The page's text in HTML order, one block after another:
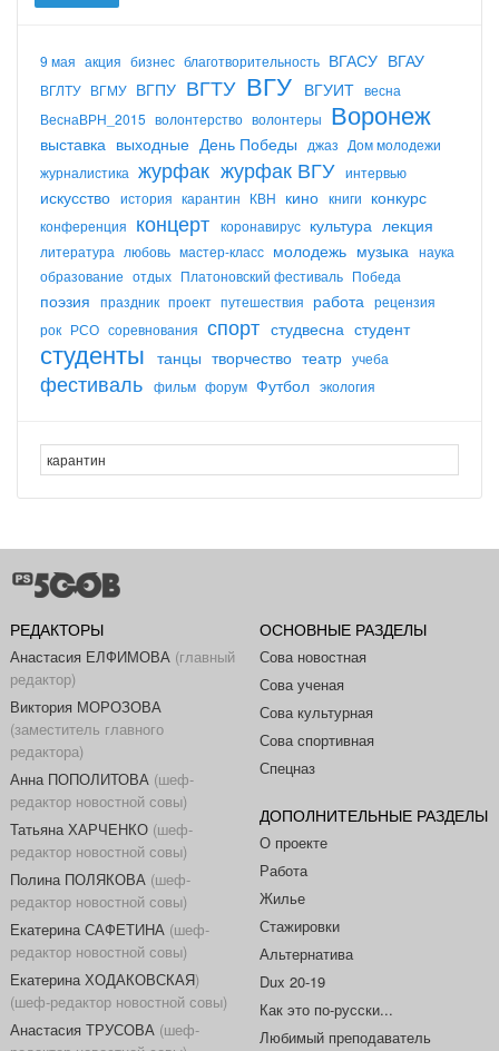
9 мая акция бизнес благотворительность ВГАСУ ВГАУ
ВГЛТУ ВГМУ ВГПУ ВГТУ ВГУ ВГУИТ весна
ВеснаВРН_2015 волонтерство волонтеры Воронеж
выставка выходные День Победы джаз Дом молодежи
журналистика журфак журфак ВГУ интервью
искусство история карантин КВН кино книги конкурс
конференция концерт коронавирус культура лекция
литература любовь мастер-класс молодежь музыка наука
образование отдых Платоновский фестиваль Победа
поэзия праздник проект путешествия работа рецензия
рок РСО соревнования спорт студвесна студент
студенты танцы творчество театр учеба
фестиваль фильм форум Футбол экология
РЕДАКТОРЫ
Анастасия ЕЛФИМОВА (главный
редактор)
Виктория МОРОЗОВА
(заместитель главного
редактора)
Анна ПОПОЛИТОВА (шеф-
редактор новостной совы)
Татьяна ХАРЧЕНКО(шеф-
редактор новостной совы)
Полина ПОЛЯКОВА (шеф-
редактор новостной совы)
Екатерина САФЕТИНА (шеф-
редактор новостной совы)
Екатерина ХОДАКОВСКАЯ)
(шеф-редактор новостной совы)
Анастасия ТРУСОВА (шеф-
ОСНОВНЫЕ РАЗДЕЛЫ
Сова новостная
Сова ученая
Сова культурная
Сова спортивная
Спецназ
ДОПОЛНИТЕЛЬНЫЕ РАЗДЕЛЫ
О проекте
Работа
Жилье
Стажировки
Альтернатива
Dux 20-19
Как это по-русски...
Любимый преподаватель